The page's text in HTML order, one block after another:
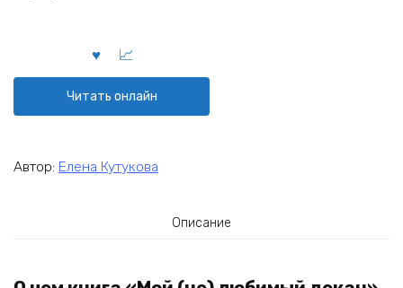
Читать онлайн
Автор: Елена Кутукова
Описание